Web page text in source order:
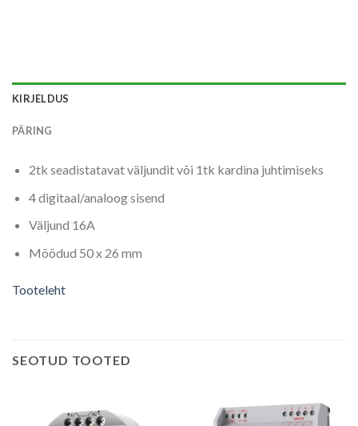
KIRJELDUS
PÄRING
2tk seadistatavat väljundit või 1tk kardina juhtimiseks
4 digitaal/analoog sisend
Väljund 16A
Mõõdud 50 x 26 mm
Tooteleht
SEOTUD TOOTED